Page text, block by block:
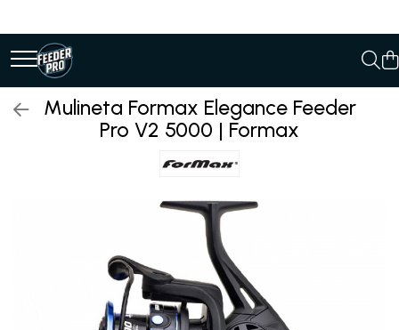
Mulineta Formax Elegance Feeder
Pro V2 5000 | Formax